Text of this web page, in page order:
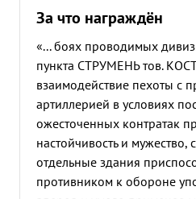
За что награждён
«... боях проводимых
пункта СТРУМЕНЬ тов.
взаимодействие пехоты с
артиллерией в условиях
ожесточенных контратак
настойчивость и мужество,
отдельные здания
противником к обороне